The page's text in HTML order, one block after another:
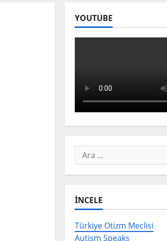
YOUTUBE
Arama:
İNCELE
Türkiye Otizm Meclisi
Autism Speaks